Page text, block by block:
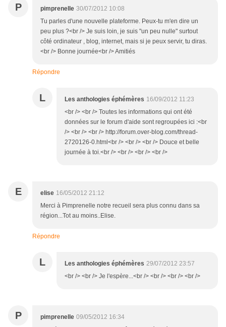
P pimprenelle 30/07/2012 10:08
Tu parles d'une nouvelle plateforme. Peux-tu m'en dire un
peu plus ?<br /> Je suis loin, je suis "un peu nulle" surtout
côté ordinateur , blog, internet, mais si je peux servir, tu diras.
<br /> Bonne journée<br /> Amitiés
Répondre
L Les anthologies éphémères 16/09/2012 11:23
<br /> <br /> Toutes les informations qui ont été
données sur le forum d'aide sont regroupées ici :<br
/> <br /> <br /> http://forum.over-blog.com/thread-
2720126-0.html<br /> <br /> <br /> Douce et belle
journée à toi.<br /> <br /> <br /> <br />
E elise 16/05/2012 21:12
Merci à Pimprenelle notre recueil sera plus connu dans sa
région...Tot au moins..Elise.
Répondre
L Les anthologies éphémères 29/07/2012 23:57
<br /> <br /> Je l'espère...<br /> <br /> <br /> <br />
P pimprenelle 09/05/2012 16:34